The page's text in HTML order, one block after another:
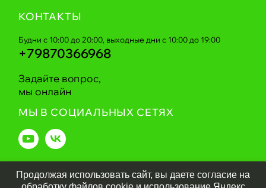
КОНТАКТЫ
Будни с 10:00 до 20:00, выходные дни с 10:00 до 19:00
+79870366968
Задайте вопрос,
мы онлайн
МЫ В СОЦИАЛЬНЫХ СЕТЯХ
Greentechnika.ru2026
Продолжая использовать сайт, вы даете согласие на